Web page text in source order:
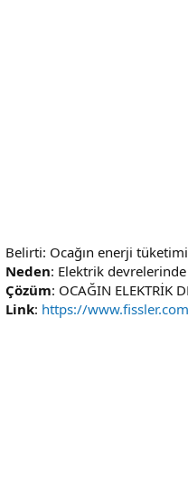
Belirti: Ocağın enerji
Neden: Elektrik
Çözüm: OCAĞIN ELEKTRİK
Link: https://